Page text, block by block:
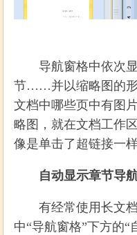
导航窗格中依次显
节……并以缩略图的
文档中哪些页中有图
略图，就在文档工作
像是单击了超链接一样
自动显示章节导
有经常使用长文档
中“导航窗格”下方的